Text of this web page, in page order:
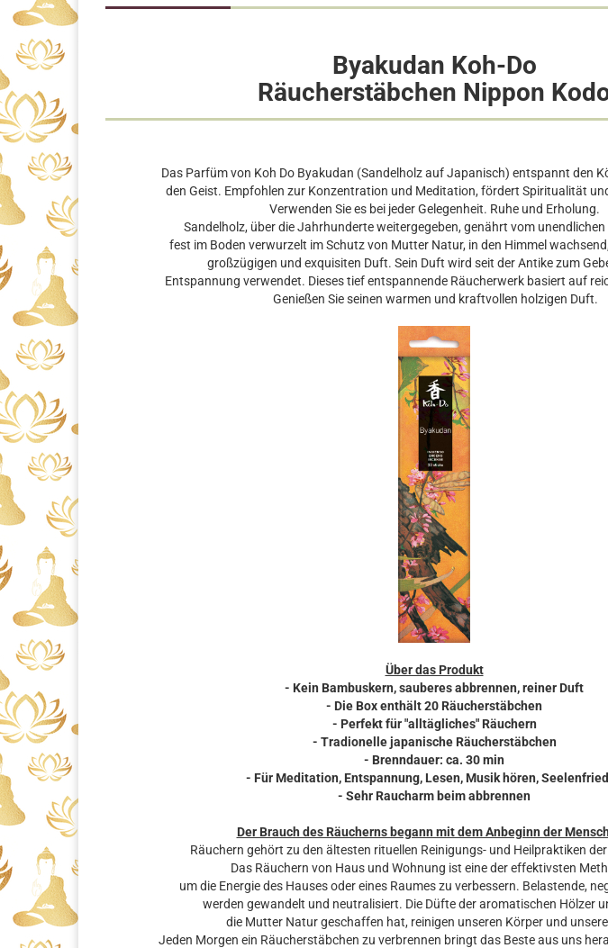
Byakudan Koh-Do
Räucherstäbchen Nippon
Das Parfüm von Koh Do Byakudan (Sandelholz auf Japanisch) entspannt den
den Geist. Empfohlen zur Konzentration und Meditation, fördert Spiritualität
Verwenden Sie es bei jeder Gelegenheit. Ruhe und Erholung.
Sandelholz, über die Jahrhunderte weitergegeben, genährt vom unendlichen
fest im Boden verwurzelt im Schutz von Mutter Natur, in den Himmel
großzügigen und exquisiten Duft. Sein Duft wird seit der Antike zum
Entspannung verwendet. Dieses tief entspannende Räucherwerk basiert auf
Genießen Sie seinen warmen und kraftvollen holzigen Duft.
Über das Produkt
- Kein Bambuskern, sauberes abbrennen, reiner Duft
- Die Box enthält 20 Räucherstäbchen
- Perfekt für "alltägliches" Räuchern
- Tradionelle japanische Räucherstäbchen
- Brenndauer: ca. 30 min
- Für Meditation, Entspannung, Lesen, Musik hören,
- Sehr Raucharm beim abbrennen
Der Brauch des Räucherns begann mit dem Anbeginn der
Räuchern gehört zu den ältesten rituellen Reinigungs- und Heilpraktiken
Das Räuchern von Haus und Wohnung ist eine der effektivsten
um die Energie des Hauses oder eines Raumes zu verbessern. Belastende,
werden gewandelt und neutralisiert. Die Düfte der aromatischen Hölzer
die Mutter Natur geschaffen hat, reinigen unseren Körper und unsere
Jeden Morgen ein Räucherstäbchen zu verbrennen bringt das Beste aus uns